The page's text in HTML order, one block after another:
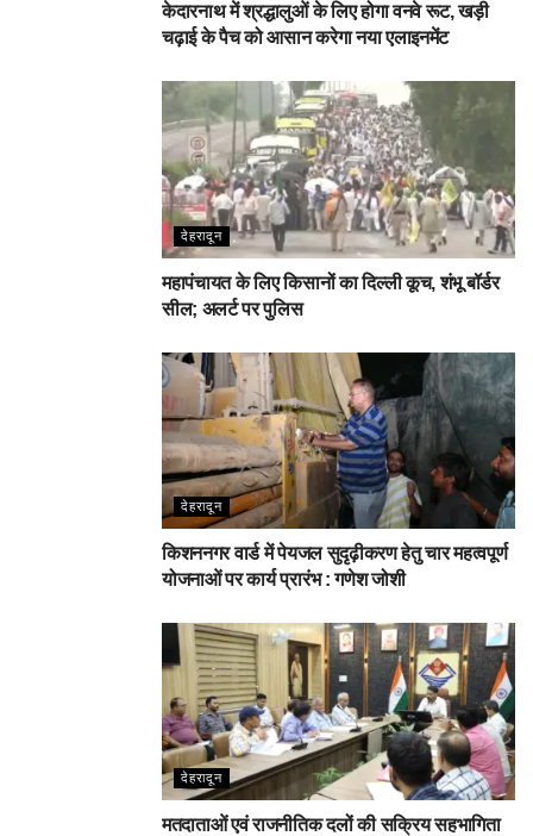
केदारनाथ में श्रद्धालुओं के लिए होगा वनवे रूट, खड़ी
चढ़ाई के पैच को आसान करेगा नया एलाइनमेंट
देहरादून
महापंचायत के लिए किसानों का दिल्ली कूच, शंभू बॉर्डर
सील; अलर्ट पर पुलिस
देहरादून
किशननगर वार्ड में पेयजल सुदृढ़ीकरण हेतु चार महत्वपूर्ण
योजनाओं पर कार्य प्रारंभ : गणेश जोशी
देहरादून
मतदाताओं एवं राजनीतिक दलों की सक्रिय सहभागिता